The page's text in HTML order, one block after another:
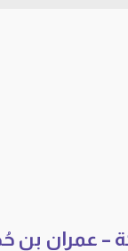
– عمران بن